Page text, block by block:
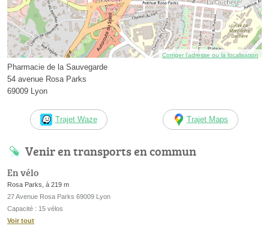
Corriger l’adresse ou la localisation
Pharmacie de la Sauvegarde
54 avenue Rosa Parks
69009 Lyon
Trajet Waze Trajet Maps
Venir en transports en commun
En vélo
Rosa Parks, à 219 m
27 Avenue Rosa Parks 69009 Lyon
Capacité : 15 vélos
Voir tout